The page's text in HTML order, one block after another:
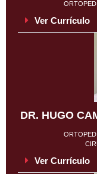
Ver Currículo
DR. HUGO
Ver Currículo